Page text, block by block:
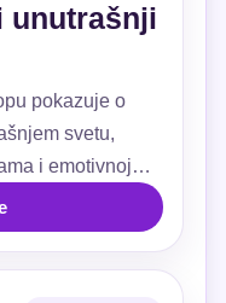
unutrašnji
pokazuje o
svetu,
i emotivnoj